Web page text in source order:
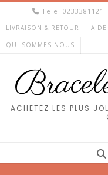
Skip
content
Tele: 0233381121
LIVRAISON & RETOUR AIDE
QUI SOMMES NOUS
ACHETEZ LES PLUS